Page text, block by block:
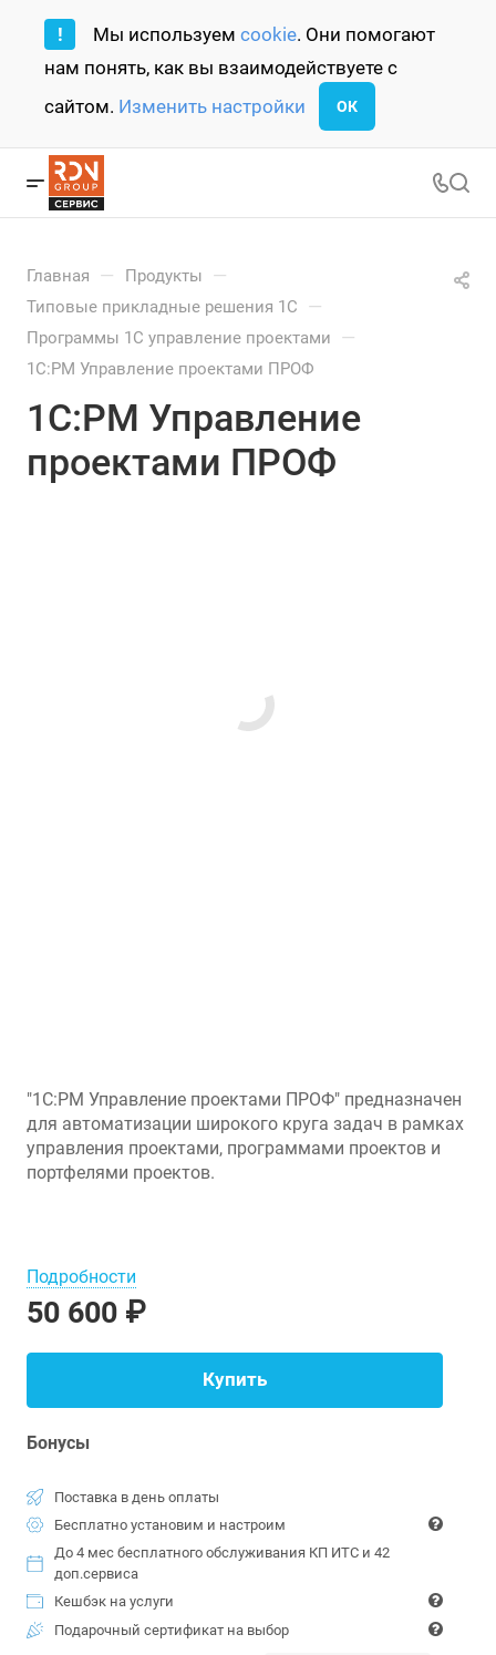
! Мы используем cookie. Они помогают
нам понять, как вы взаимодействуете с
сайтом. Изменить настройки ОК
Главная — Продукты —
Типовые прикладные решения 1С —
Программы 1С управление проектами —
1С:PM Управление проектами ПРОФ
1С:PM Управление
проектами ПРОФ
"1С:PM Управление проектами ПРОФ" предназначен
для автоматизации широкого круга задач в рамках
управления проектами, программами проектов и
портфелями проектов.
Подробности
50 600 ₽
Купить
Бонусы
Поставка в день оплаты
Бесплатно установим и настроим
До 4 мес бесплатного обслуживания КП ИТС и 42
доп.сервиса
Кешбэк на услуги
Подарочный сертификат на выбор